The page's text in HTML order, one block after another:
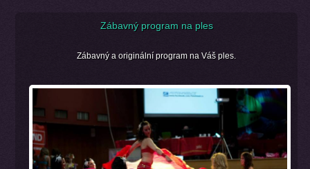
Zábavný program na ples
Zábavný a originální program na Váš ples.